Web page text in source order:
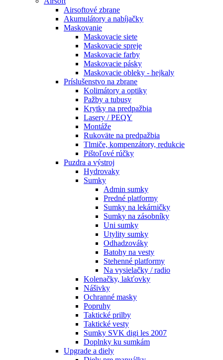
Airsoftové zbrane
Akumulátory a nabíjačky
Maskovanie
Maskovacie siete
Maskovacie spreje
Maskovacie farby
Maskovacie pásky
Maskovacie obleky - hejkaly
Príslušenstvo na zbrane
Kolimátory a optiky
Pažby a tubusy
Krytky na predpažbia
Lasery / PEQY
Montáže
Rukoväte na predpažbia
Tlmiče, kompenzátory, redukcie
Pištoľové rúčky
Puzdra a výstroj
Hydrovaky
Sumky
Admin sumky
Predné platformy
Sumky na lekárničky
Sumky na zásobníky
Uni sumky
Utylity sumky
Odhadzováky
Batohy na vesty
Stehenné platformy
Na vysielačky / radio
Kolenačky, lakťovky
Nášivky
Ochranné masky
Popruhy
Taktické prilby
Taktické vesty
Sumky SVK digi les 2007
Doplnky ku sumkám
Upgrade a diely